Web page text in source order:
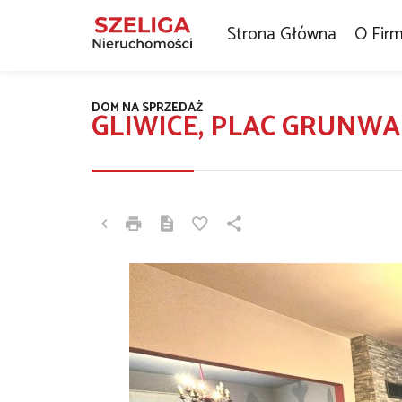
Strona Główna O
GLIWICE, PLAC
DOM NA SPRZEDAŻ